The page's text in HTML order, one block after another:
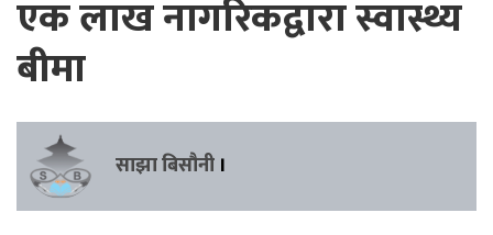
एक लाख नागरिकद्वारा स्वास्थ्य
बीमा
साझा बिसौनी ।